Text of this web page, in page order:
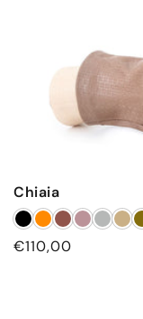
Chiaia
Prezzo
€110,00